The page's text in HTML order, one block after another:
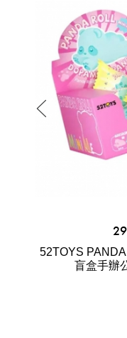
52TOYS
盲盒手辦